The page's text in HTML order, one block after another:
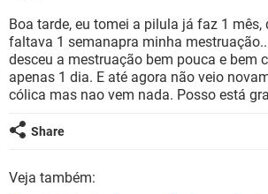
SEXUALIDADE
GLOSSÁRIO
Boa tarde, eu tomei a pilula já faz 1 mês,
faltava 1 semanapra minha
desceu a mestruação bem pouca e bem
apenas 1 dia. E até agora não veio
cólica mas nao vem nada. Posso está
Share
Veja também: